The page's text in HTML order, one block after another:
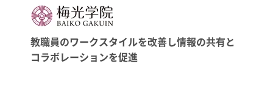
教職員のワークスタイルを改善し情報の共有と
コラボレーションを促進